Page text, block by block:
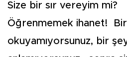
Size bir sır vereyim mi?
Öğrenmemek ihanet! Bir
okuyamıyorsunuz, bir